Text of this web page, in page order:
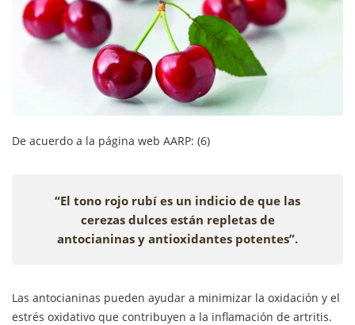
De acuerdo a la página web AARP: (6)
“El tono rojo rubí es un indicio de que las
cerezas dulces están repletas de
antocianinas y antioxidantes potentes”.
Las antocianinas pueden ayudar a minimizar la oxidación y el
estrés oxidativo que contribuyen a la inflamación de artritis.